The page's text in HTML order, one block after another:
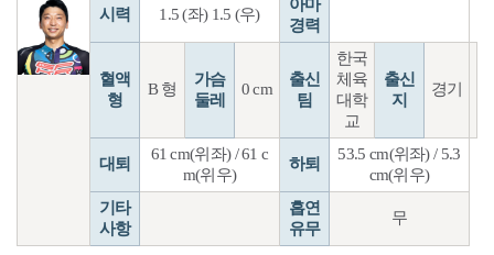
시력 1.5 (좌) 1.5 (우)
아마
경력
혈액
형
B 형
가슴
둘레
0 cm
출신
팀
한국
체육
대학
교
출신
지
경기
대퇴
61 cm(위좌) / 61 c
m(위우)
하퇴
53.5 cm(위좌) / 5.3
cm(위우)
기타
사항
흡연
유무
무